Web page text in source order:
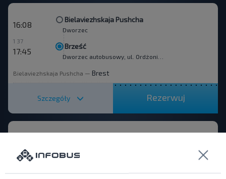
16:08
Bielaviezhskaja Pushcha
Dworzec
1 37
17:45
Brześć
Bielaviezhskaja Pushcha — Brest
Szczegóły Rezerwuj
1 35
Dworzec autobusowy, ul. Ordżonikidze 12.